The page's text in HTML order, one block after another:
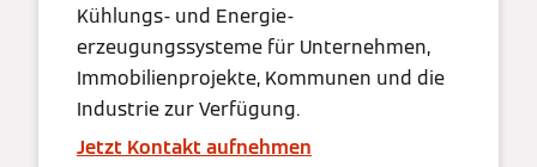
Kühlungs- und Energie-
erzeugungssysteme für Unternehmen,
Immobilienprojekte, Kommunen und die
Industrie zur Verfügung.
Jetzt Kontakt aufnehmen